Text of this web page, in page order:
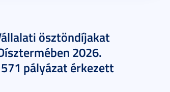
ösztöndíjakat
2026.
pályázat érkezett